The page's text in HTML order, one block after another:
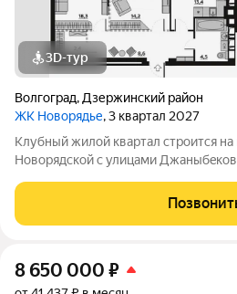
3D-тур
Волгоград, Дзержинский район
ЖК Новорядье, 3 квартал 2027
Kлубный жилoй кваpтaл строится
Hовоpядскoй с улицами
чтo позволит вcего зa неcколькo
цeнтpа гоpoда, тaк и дo микрорaйонa
8 650 000 ₽